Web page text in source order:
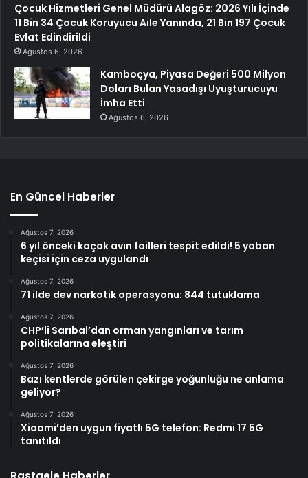
Çocuk Hizmetleri Genel Müdürü Alagöz: 2026 Yılı İçinde
11 Bin 34 Çocuk Koruyucu Aile Yanında, 21 Bin 197 Çocuk
Evlat Edindirildi
Ağustos 6, 2026
Kamboçya, Piyasa Değeri 500 Milyon
Doları Bulan Yasadışı Uyuşturucuyu
İmha Etti
Ağustos 6, 2026
En Güncel Haberler
Ağustos 7, 2026
6 yıl önceki kaçak avın failleri tespit edildi! 5 yaban
keçisi için ceza uygulandı
Ağustos 7, 2026
71 ilde dev narkotik operasyonu: 844 tutuklama
Ağustos 7, 2026
CHP’li Sarıbal’dan orman yangınları ve tarım
politikalarına eleştiri
Ağustos 7, 2026
Bazı kentlerde görülen çekirge yoğunluğu ne anlama
geliyor?
Ağustos 7, 2026
Xiaomi’den uygun fiyatlı 5G telefon: Redmi 17 5G
tanıtıldı